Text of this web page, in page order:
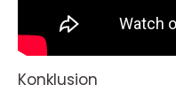
Konklusion